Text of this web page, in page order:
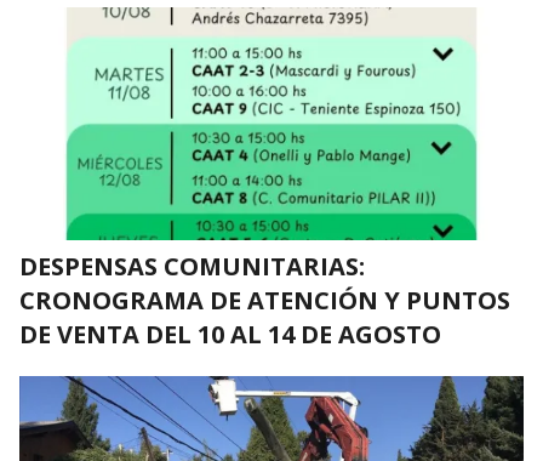
DESPENSAS COMUNITARIAS:
CRONOGRAMA DE ATENCIÓN Y PUNTOS
DE VENTA DEL 10 AL 14 DE AGOSTO